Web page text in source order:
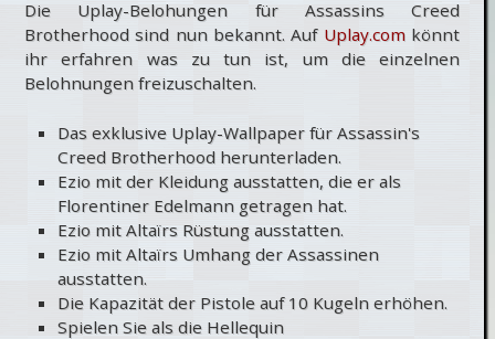
Die Uplay-Belohungen für Assassins Creed
Brotherhood sind nun bekannt. Auf Uplay.comkönnt
ihr erfahren was zu tun ist, um die einzelnen
Belohnungen freizuschalten.
Das exklusive Uplay-Wallpaper für Assassin's
Creed Brotherhood herunterladen.
Ezio mit der Kleidung ausstatten, die er als
Florentiner Edelmann getragen hat.
Ezio mit Altaïrs Rüstung ausstatten.
Ezio mit Altaïrs Umhang der Assassinen
ausstatten.
Die Kapazität der Pistole auf 10 Kugeln erhöhen.
Spielen Sie als die Hellequin